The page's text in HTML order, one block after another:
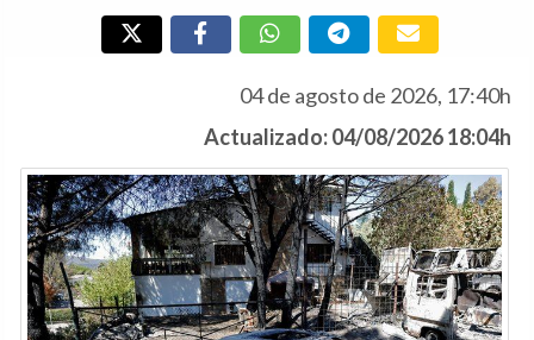
04 de agosto de 2026, 17:40h
Actualizado: 04/08/2026 18:04h